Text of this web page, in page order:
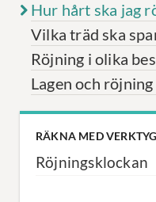
Hur hårt ska jag
Vilka träd ska
Röjning i olika
Lagen och röjning
RÄKNA MED VERKTYG
Röjningsklockan